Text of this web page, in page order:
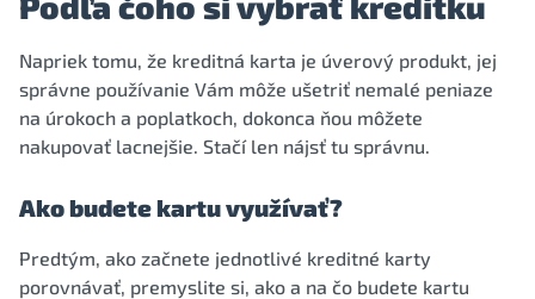
Napriek tomu, že kreditná karta je úverový produkt, jej
správne používanie Vám môže ušetriť nemalé peniaze
na úrokoch a poplatkoch, dokonca ňou môžete
nakupovať lacnejšie. Stačí len nájsť tu správnu.
Ako budete kartu využívať?
Predtým, ako začnete jednotlivé kreditné karty
porovnávať, premyslite si, ako a na čo budete kartu